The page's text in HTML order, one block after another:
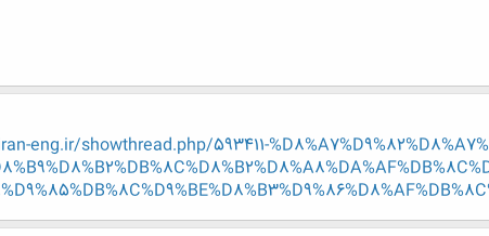
eng.ir/showthread.php/593411-